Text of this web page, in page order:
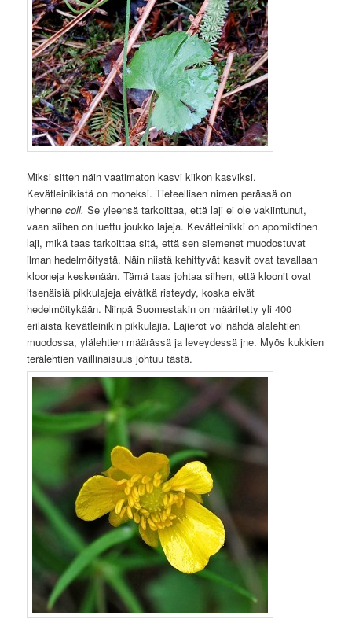
Miksi sitten näin vaatimaton kasvi kiikon kasviksi.
Kevätleinikistä on moneksi. Tieteellisen nimen perässä on
lyhennecoll. Se yleensä tarkoittaa, että laji ei ole vakiintunut,
vaan siihen on luettu joukko lajeja. Kevätleinikki on apomiktinen
laji, mikä taas tarkoittaa sitä, että sen siemenet muodostuvat
ilman hedelmöitystä. Näin niistä kehittyvät kasvit ovat tavallaan
klooneja keskenään. Tämä taas johtaa siihen, että kloonit ovat
itsenäisiä pikkulajeja eivätkä risteydy, koska eivät
hedelmöitykään. Niinpä Suomestakin on määritetty yli 400
erilaista kevätleinikin pikkulajia. Lajierot voi nähdä alalehtien
muodossa, ylälehtien määrässä ja leveydessä jne. Myös kukkien
terälehtien vaillinaisuus johtuu tästä.